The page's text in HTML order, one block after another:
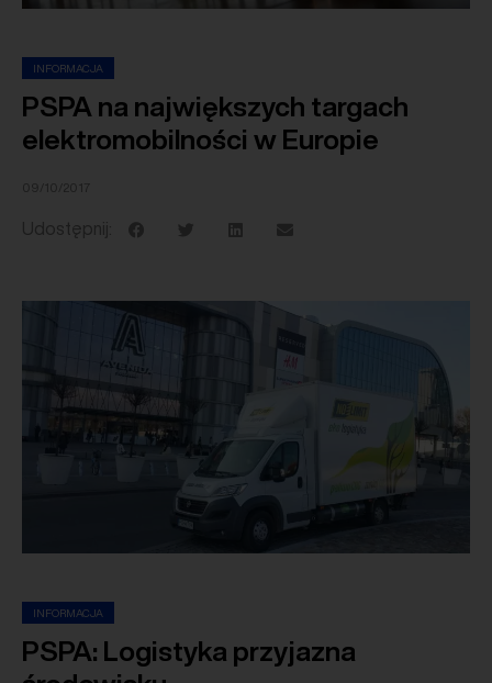
INFORMACJA
PSPA na największych targach
elektromobilności w Europie
09/10/2017
Udostępnij:
INFORMACJA
PSPA: Logistyka przyjazna